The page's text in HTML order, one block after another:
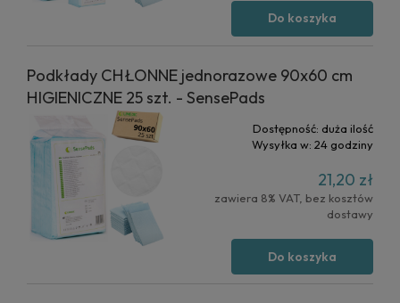
Do koszyka
Podkłady CHŁONNE jednorazowe 90x60 cm
HIGIENICZNE 25 szt. - SensePads
Dostępność: duża ilość
Wysyłka w: 24 godziny
21,20 zł
zawiera 8% VAT, bez kosztów
dostawy
Do koszyka